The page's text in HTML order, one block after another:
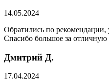
14.05.2024
Обратились по рекомендации,
Спасибо большое за отличную
Дмитрий Д.
17.04.2024